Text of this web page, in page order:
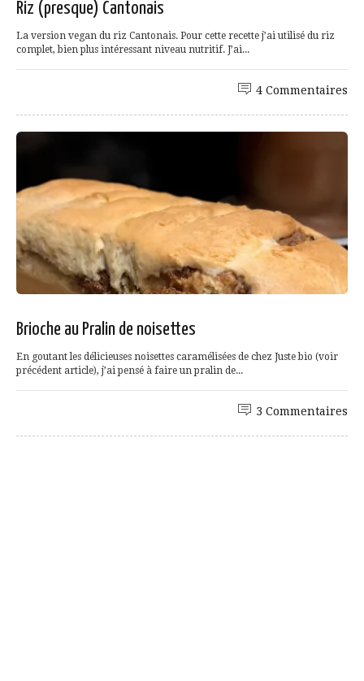
Riz (presque) Cantonais
La version vegan du riz Cantonais. Pour cette recette j’ai utilisé du riz
complet, bien plus intéressant niveau nutritif. J’ai...
4 Commentaires
Brioche au Pralin de noisettes
En goutant les délicieuses noisettes caramélisées de chez Juste bio (voir
précédent article), j’ai pensé à faire un pralin de...
3 Commentaires